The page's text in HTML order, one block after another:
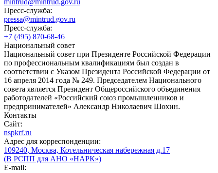
mintrud@mintrud.gov.ru
Пресс-служба:
pressa@mintrud.gov.ru
Пресс-служба:
+7 (495) 870-68-46
Национальный совет
Национальный совет при Президенте Российской Федерации
по профессиональным квалификациям был создан в
соответствии с Указом Президента Российской Федерации от
16 апреля 2014 года № 249. Председателем Национального
совета является Президент Общероссийского объединения
работодателей «Российский союз промышленников и
предпринимателей» Александр Николаевич Шохин.
Контакты
Сайт:
nspkrf.ru
Адрес для корреспонденции:
109240, Москва, Котельническая набережная д.17
(В РСПП для АНО «НАРК»)
E-mail: